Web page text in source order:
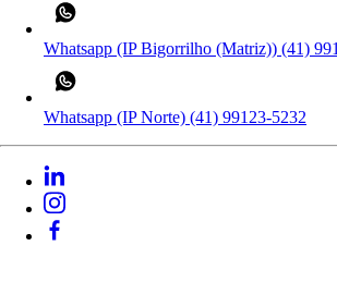
Whatsapp (IP Bigorrilho (Matriz)) (41)
Whatsapp (IP Norte) (41) 99123-5232